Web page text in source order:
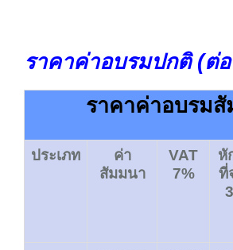
ราคาค่าอบรมปกติ (ต่
ราคาค่าอบรม
ประเภท
ค่า
สัมมนา
VAT
7%
หั
ที่